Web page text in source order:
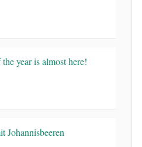
year is almost here!
Johannisbeeren